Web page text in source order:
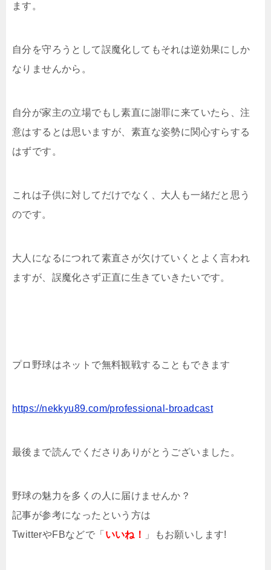
ます。
自分を守ろうとして誤魔化してもそれは逆効果にしか
なりませんから。
自分が家主の立場でもし素直に謝罪に来ていたら、注
意はするとは思いますが、素直な姿勢に関心すらする
はずです。
これは子供に対してだけでなく、大人も一緒だと思う
のです。
大人になるにつれて素直さが欠けていくとよく言われ
ますが、誤魔化さず正直に生きていきたいです。
プロ野球はネットで無料観戦することもできます
https://nekkyu89.com/professional-broadcast
最後まで読んでくださりありがとうございました。
野球の魅力を多くの人に届けませんか？
記事が参考になったという方は
TwitterやFBなどで「 いいね！ 」もお願いします!